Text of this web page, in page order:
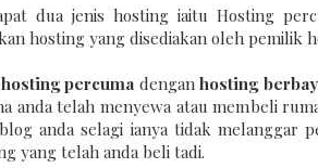
dua jenis hosting iaitu Hosting
hosting yang disediakan oleh pemilik
percuma denganhosting
anda telah menyewa atau membeli
anda selagi ianya tidak melanggar
yang telah anda beli tadi.